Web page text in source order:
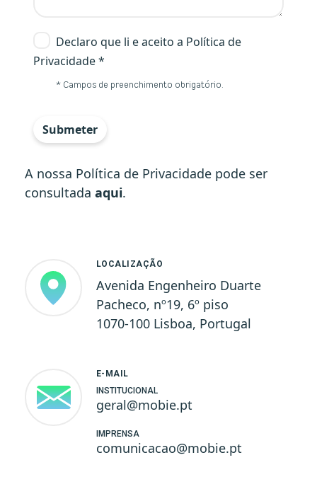
Declaro que li e aceito a Política de
Privacidade *
* Campos de preenchimento obrigatório.
Submeter
A nossa Política de Privacidade pode ser
consultada aqui.
LOCALIZAÇÃO
Avenida Engenheiro Duarte
Pacheco, nº19, 6º piso
1070-100 Lisboa, Portugal
E-MAIL
INSTITUCIONAL
geral@mobie.pt
IMPRENSA
comunicacao@mobie.pt